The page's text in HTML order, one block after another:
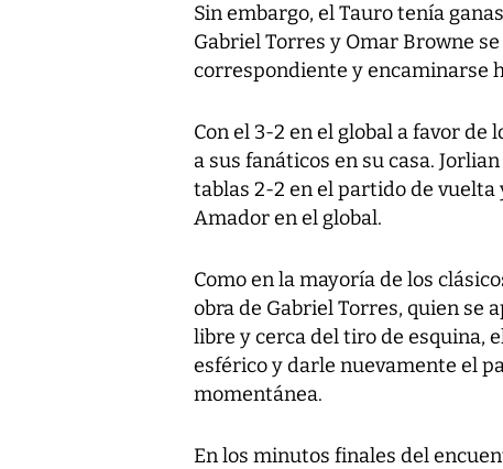
Sin embargo, el Tauro tenía
Gabriel Torres y Omar Browne
correspondiente y encaminarse
Con el 3-2 en el global a favor
a sus fanáticos en su casa.
tablas 2-2 en el partido de
Amador en el global.
Como en la mayoría de los
obra de Gabriel Torres, quien se
libre y cerca del tiro de esquina,
esférico y darle nuevamente el
momentánea.
En los minutos finales del